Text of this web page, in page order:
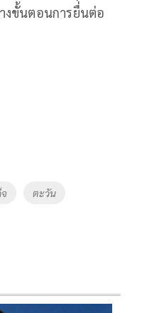
งขั้นตอนการยื่นต่อ
ตะวัน